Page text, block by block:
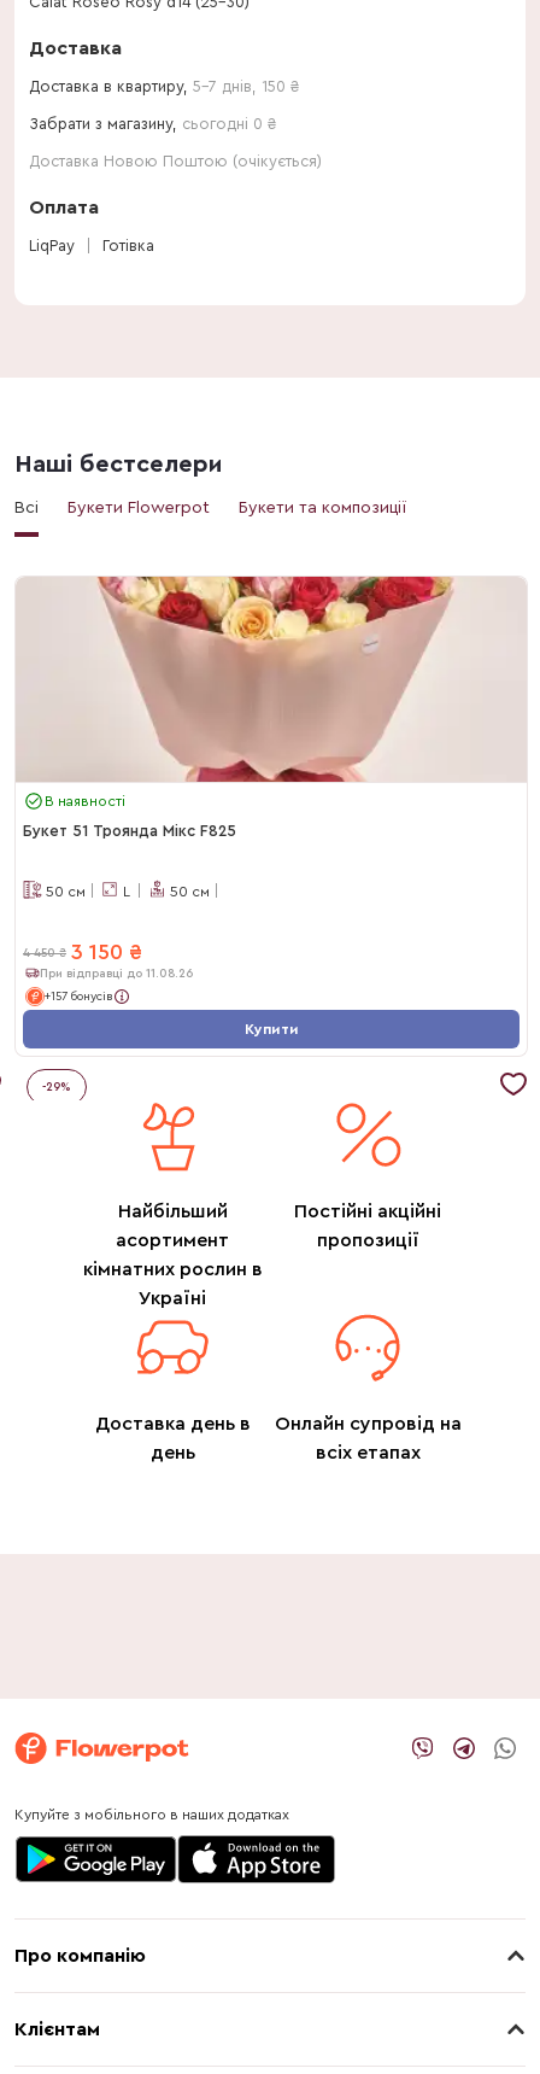
Доставка
Доставка в квартиру, 5-7 днів 150 ₴
Забрати з магазину, сьогодні 0 ₴
Доставка Новою Поштою (очікується)
Оплата
LiqPay Готівка
Наші бестселери
Всі Букети Flowerpot Букети та композиції
В наявності
Букет 51 Троянда Мікс F825
50 см L 50 см
4 450 ₴ 3 150 ₴
При відправці до 11.08.26
+157 бонусів
Купити
-29%
Найбільший
асортимент
кімнатних рослин в
Україні
Постійні акційні
пропозиції
Доставка день в
день
Онлайн супровід на
всіх етапах
Купуйте з мобільного в наших додатках
Про компанію
Клієнтам